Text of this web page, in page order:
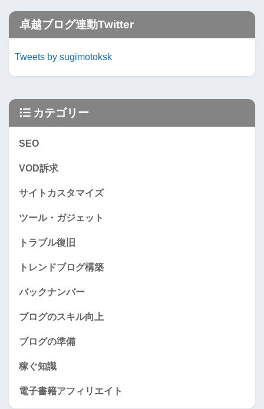
卓越ブログ連動Twitter
Tweets by sugimotoksk
カテゴリー
SEO
VOD訴求
サイトカスタマイズ
ツール・ガジェット
トラブル復旧
トレンドブログ構築
バックナンバー
ブログのスキル向上
ブログの準備
稼ぐ知識
電子書籍アフィリエイト